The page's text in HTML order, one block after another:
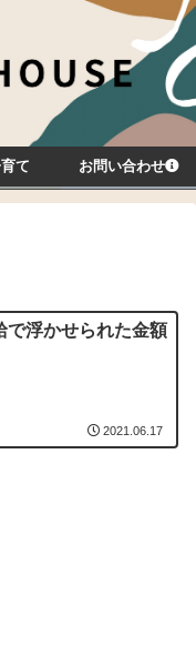
て お問い合わせ
で浮かせられた金額
2021.06.17